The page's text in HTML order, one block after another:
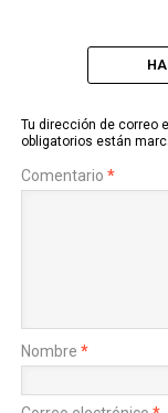
Tu dirección de correo
obligatorios están
Comentario *
Nombre *